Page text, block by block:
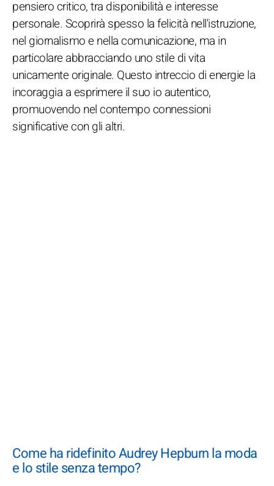
pensiero critico, tra disponibilità e interesse
personale. Scoprirà spesso la felicità nell'istruzione,
nel giornalismo e nella comunicazione, ma in
particolare abbracciando uno stile di vita
unicamente originale. Questo intreccio di energie la
incoraggia a esprimere il suo io autentico,
promuovendo nel contempo connessioni
significative con gli altri.
Come ha ridefinito Audrey Hepburn la moda
e lo stile senza tempo?